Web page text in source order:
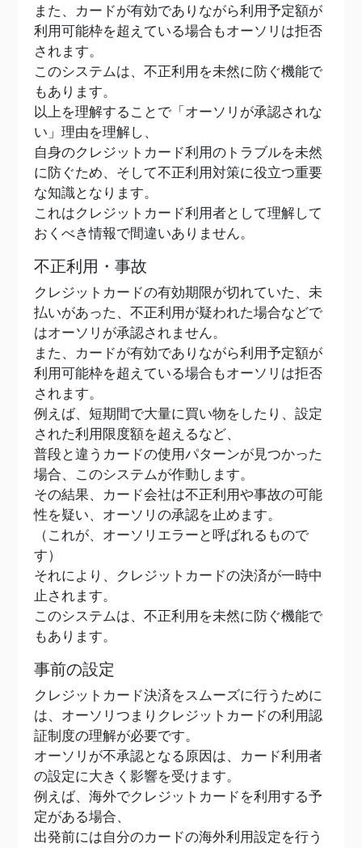
また、カードが有効でありながら利用予定額が
利用可能枠を超えている場合もオーソリは拒否
されます。
このシステムは、不正利用を未然に防ぐ機能で
もあります。
以上を理解することで「オーソリが承認されな
い」理由を理解し、
自身のクレジットカード利用のトラブルを未然
に防ぐため、そして不正利用対策に役立つ重要
な知識となります。
これはクレジットカード利用者として理解して
おくべき情報で間違いありません。
不正利用・事故
クレジットカードの有効期限が切れていた、未
払いがあった、不正利用が疑われた場合などで
はオーソリが承認されません。
また、カードが有効でありながら利用予定額が
利用可能枠を超えている場合もオーソリは拒否
されます。
例えば、短期間で大量に買い物をしたり、設定
された利用限度額を超えるなど、
普段と違うカードの使用パターンが見つかった
場合、このシステムが作動します。
その結果、カード会社は不正利用や事故の可能
性を疑い、オーソリの承認を止めます。
（これが、オーソリエラーと呼ばれるもので
す）
それにより、クレジットカードの決済が一時中
止されます。
このシステムは、不正利用を未然に防ぐ機能で
もあります。
事前の設定
クレジットカード決済をスムーズに行うために
は、オーソリつまりクレジットカードの利用認
証制度の理解が必要です。
オーソリが不承認となる原因は、カード利用者
の設定に大きく影響を受けます。
例えば、海外でクレジットカードを利用する予
定がある場合、
出発前には自分のカードの海外利用設定を行う